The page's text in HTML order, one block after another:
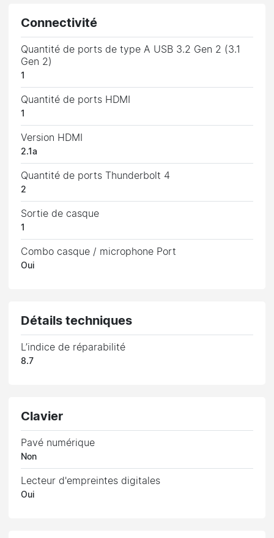
Connectivité
Quantité de ports de type A USB 3.2 Gen 2 (3.1
Gen 2)
1
Quantité de ports HDMI
1
Version HDMI
2.1a
Quantité de ports Thunderbolt 4
2
Sortie de casque
1
Combo casque / microphone Port
Oui
Détails techniques
L’indice de réparabilité
8.7
Clavier
Pavé numérique
Non
Lecteur d'empreintes digitales
Oui